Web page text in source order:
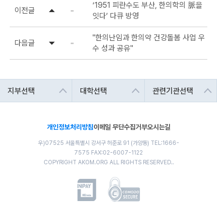
이전글
‘1951 피란수도 부산, 한의학의 脈을
잇다’ 다큐 방영
다음글
"한의난임과 한의약 건강돌봄 사업 우
수 성과 공유"
개인정보처리방침이메일 무단수집거부오시는길
우)07525 서울특별시 강서구 허준로 91 (가양동) TEL:1666-
7575 FAX:02-6007-1122
COPYRIGHT AKOM.ORG ALL RIGHTS RESERVED..